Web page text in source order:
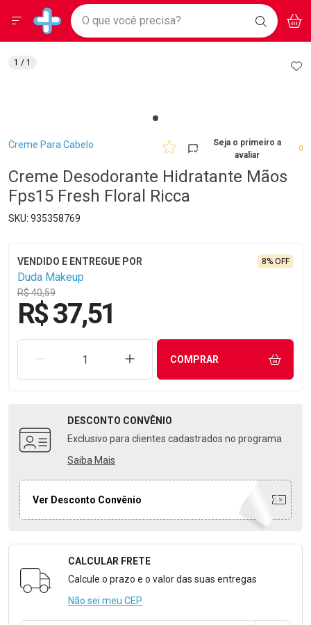
Drogarias Pacheco
Baixe nosso APP e aproveite Ofertas Exclusivas!
BAIXE
O APP
Ir direto para a home
pela página
Ir direto para o conteúdo
Ir direto para a busca
Ir direto para a conta
Faça a sua busca
O que você precisa? BUSCAR
Menu
Breadcrumb
Creme Para Cabelo
Seja o primeiro a
avaliar
0
Creme Desodorante Hidratante Mãos
Fps15 Fresh Floral Ricca
935358769
Duda Makeup
R$ 40,59
8% OFF
R$ 37,51
REMOVER UMA UNIDADEAUMENTAR UMA UNIDADE
COMPRAR
DESCONTO CONVÊNIO
Exclusivo para clientes cadastrados no programa
Saiba Mais
Ver Desconto Convênio
Formulário para Calcular o Frete
CALCULAR FRETE
Calcule o prazo e o valor das suas entregas
Não sei meu CEP
1 / 1